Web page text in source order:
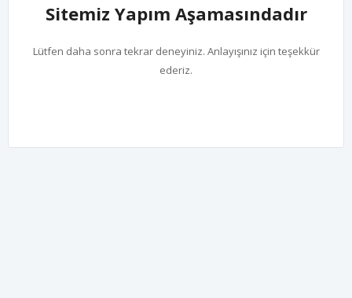
Sitemiz Yapım Aşamasındadır
Lütfen daha sonra tekrar deneyiniz. Anlayışınız için teşekkür
ederiz.